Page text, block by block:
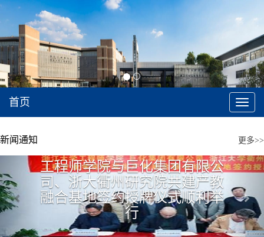
切
换
航
首页
新闻通知 更多>>
工程师学院与巨化集团有限公
司、浙大衢州研究院共建产教
融合基地签约授牌仪式顺利举
行
Previous Next